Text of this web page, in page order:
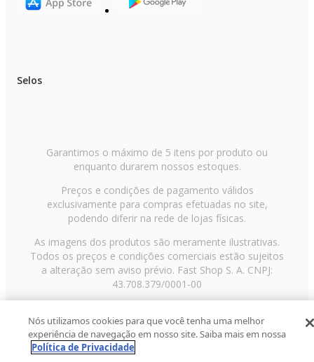
Selos
Garantimos o máximo de 5 itens por produto ou
enquanto durarem nossos estoques.
Preços e condições de pagamento válidos
exclusivamente para compras efetuadas no site,
podendo diferir na rede de lojas físicas.
As imagens dos produtos são meramente ilustrativas.
Todos os preços e condições comerciais estão sujeitos
a alteração sem aviso prévio. Fast Shop S. A. CNPJ:
43.708.379/0001-00
Paulo/SP, CEP 02029-001, Telefone: 11 3003-3728 ©
2013 Fast Shop - Todos os direitos reservadosRF
Nós utilizamos cookies para que você tenha uma melhor
experiência de navegação em nosso site. Saiba mais em nossa
Política de Privacidade